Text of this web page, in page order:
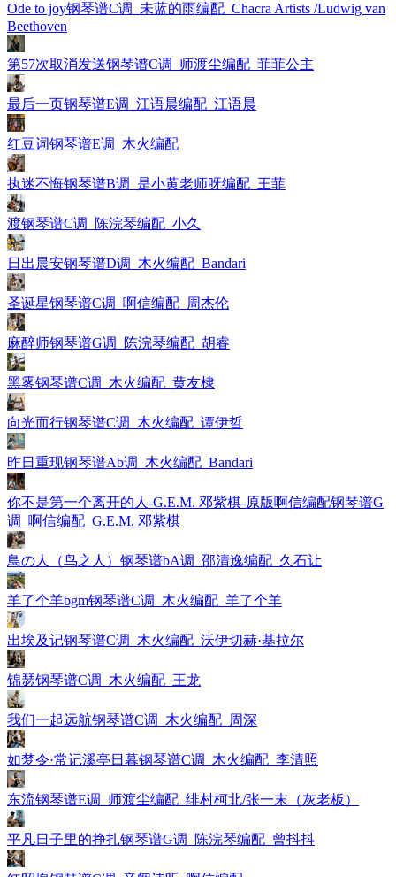
Ode to joy钢琴谱C调_未蓝的雨编配_Chacra Artists /Ludwig van
Beethoven
第57次取消发送钢琴谱C调_师渡尘编配_菲菲公主
最后一页钢琴谱E调_江语晨编配_江语晨
红豆词钢琴谱E调_木火编配
执迷不悔钢琴谱B调_是小黄老师呀编配_王菲
渡钢琴谱C调_陈浣琴编配_小久
日出晨安钢琴谱D调_木火编配_Bandari
圣诞星钢琴谱C调_啊信编配_周杰伦
麻醉师钢琴谱G调_陈浣琴编配_胡睿
黑雾钢琴谱C调_木火编配_黄友棣
向光而行钢琴谱C调_木火编配_谭伊哲
昨日重现钢琴谱Ab调_木火编配_Bandari
你不是第一个离开的人-G.E.M. 邓紫棋-原版啊信编配钢琴谱G
调_啊信编配_G.E.M. 邓紫棋
鳥の人（鸟之人）钢琴谱bA调_邵清逸编配_久石让
羊了个羊bgm钢琴谱C调_木火编配_羊了个羊
出埃及记钢琴谱C调_木火编配_沃伊切赫·基拉尔
锦瑟钢琴谱C调_木火编配_王龙
我们一起远航钢琴谱C调_木火编配_周深
如梦令·常记溪亭日暮钢琴谱C调_木火编配_李清照
东流钢琴谱E调_师渡尘编配_绯村柯北/张一末（灰老板）
平凡日子里的挣扎钢琴谱G调_陈浣琴编配_曾抖抖